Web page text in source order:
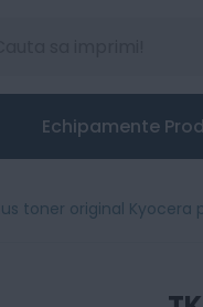
Echipamente
toner original
original